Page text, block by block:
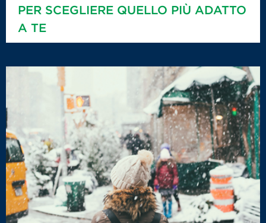
PER SCEGLIERE QUELLO PIÙ ADATTO
A TE